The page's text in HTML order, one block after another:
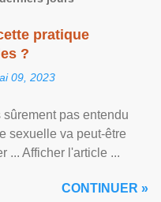
pratique
?
09, 2023
pas entendu
sexuelle va peut-être
... Afficher l'article ...
CONTINUER »